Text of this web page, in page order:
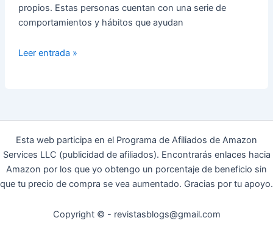
propios. Estas personas cuentan con una serie de
comportamientos y hábitos que ayudan
Hábitos
Emocional
Leer entrada »
Esta web participa en el Programa de Afiliados de Amazon
Services LLC (publicidad de afiliados). Encontrarás enlaces hacia
Amazon por los que yo obtengo un porcentaje de beneficio sin
que tu precio de compra se vea aumentado. Gracias por tu apoyo.
Copyright © - revistasblogs@gmail.com